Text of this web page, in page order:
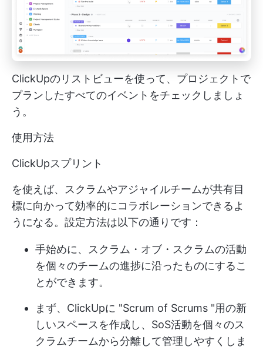
ClickUpのリストビューを使って、プロジェクトで
プランしたすべてのイベントをチェックしましょ
う。
使用方法
ClickUpスプリント
を使えば、スクラムやアジャイルチームが共有目
標に向かって効率的にコラボレーションできるよ
うになる。設定方法は以下の通りです：
手始めに、スクラム・オブ・スクラムの活動
を個々のチームの進捗に沿ったものにするこ
とができます。
まず、ClickUpに "Scrum of Scrums "用の新
しいスペースを作成し、SoS活動を個々のス
クラムチームから分離して管理しやすくしま